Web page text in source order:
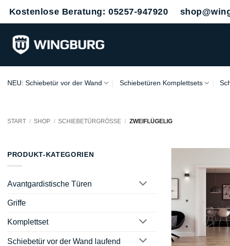
Kostenlose Beratung: 05257-947920
NEU: Schiebetür vor der Wand Schiebetüren Komplettsets
START / SHOP / SCHIEBETÜRGRÖSSE / ZWEIFLÜGELIG
PRODUKT-KATEGORIEN
Avantgardistische Türen
Griffe
Komplettset
Schiebetür vor der Wand laufend